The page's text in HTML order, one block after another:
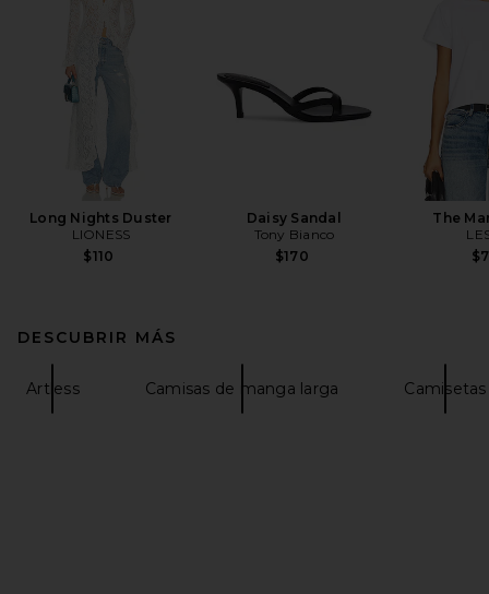
Long Nights Duster
LIONESS
$110
Daisy Sandal
Tony Bianco
$170
The
DESCUBRIR MÁS
Artless Camisas de manga larga Camisetas